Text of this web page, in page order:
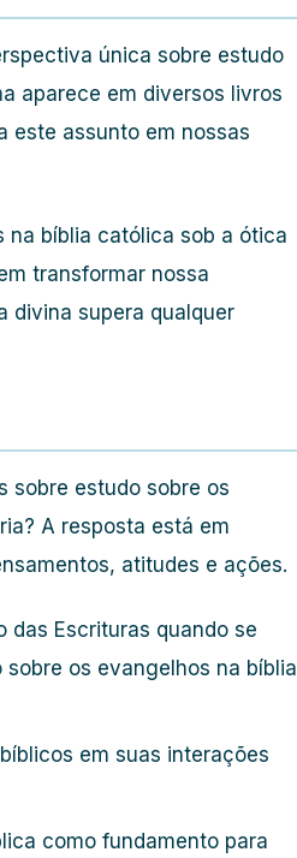
única sobre estudo
aparece em diversos livros
este assunto em nossas
na bíblia católica sob a ótica
transformar nossa
divina supera qualquer
sobre estudo sobre os
A resposta está em
atitudes e ações.
das Escrituras quando se
os evangelhos na bíblia
em suas interações
como fundamento para